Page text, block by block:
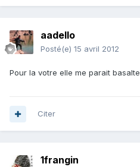
aadello
Posté(e) 15 avril 2012
Pour la votre elle me parait
Citer
1frangin